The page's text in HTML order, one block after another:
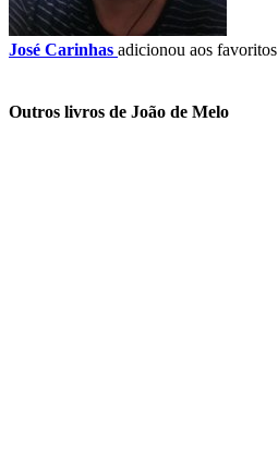
José Carinhas adicionou aos favoritos
Outros livros de João de Melo